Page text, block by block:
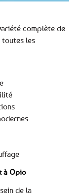
complète de
les
à Opio
de la